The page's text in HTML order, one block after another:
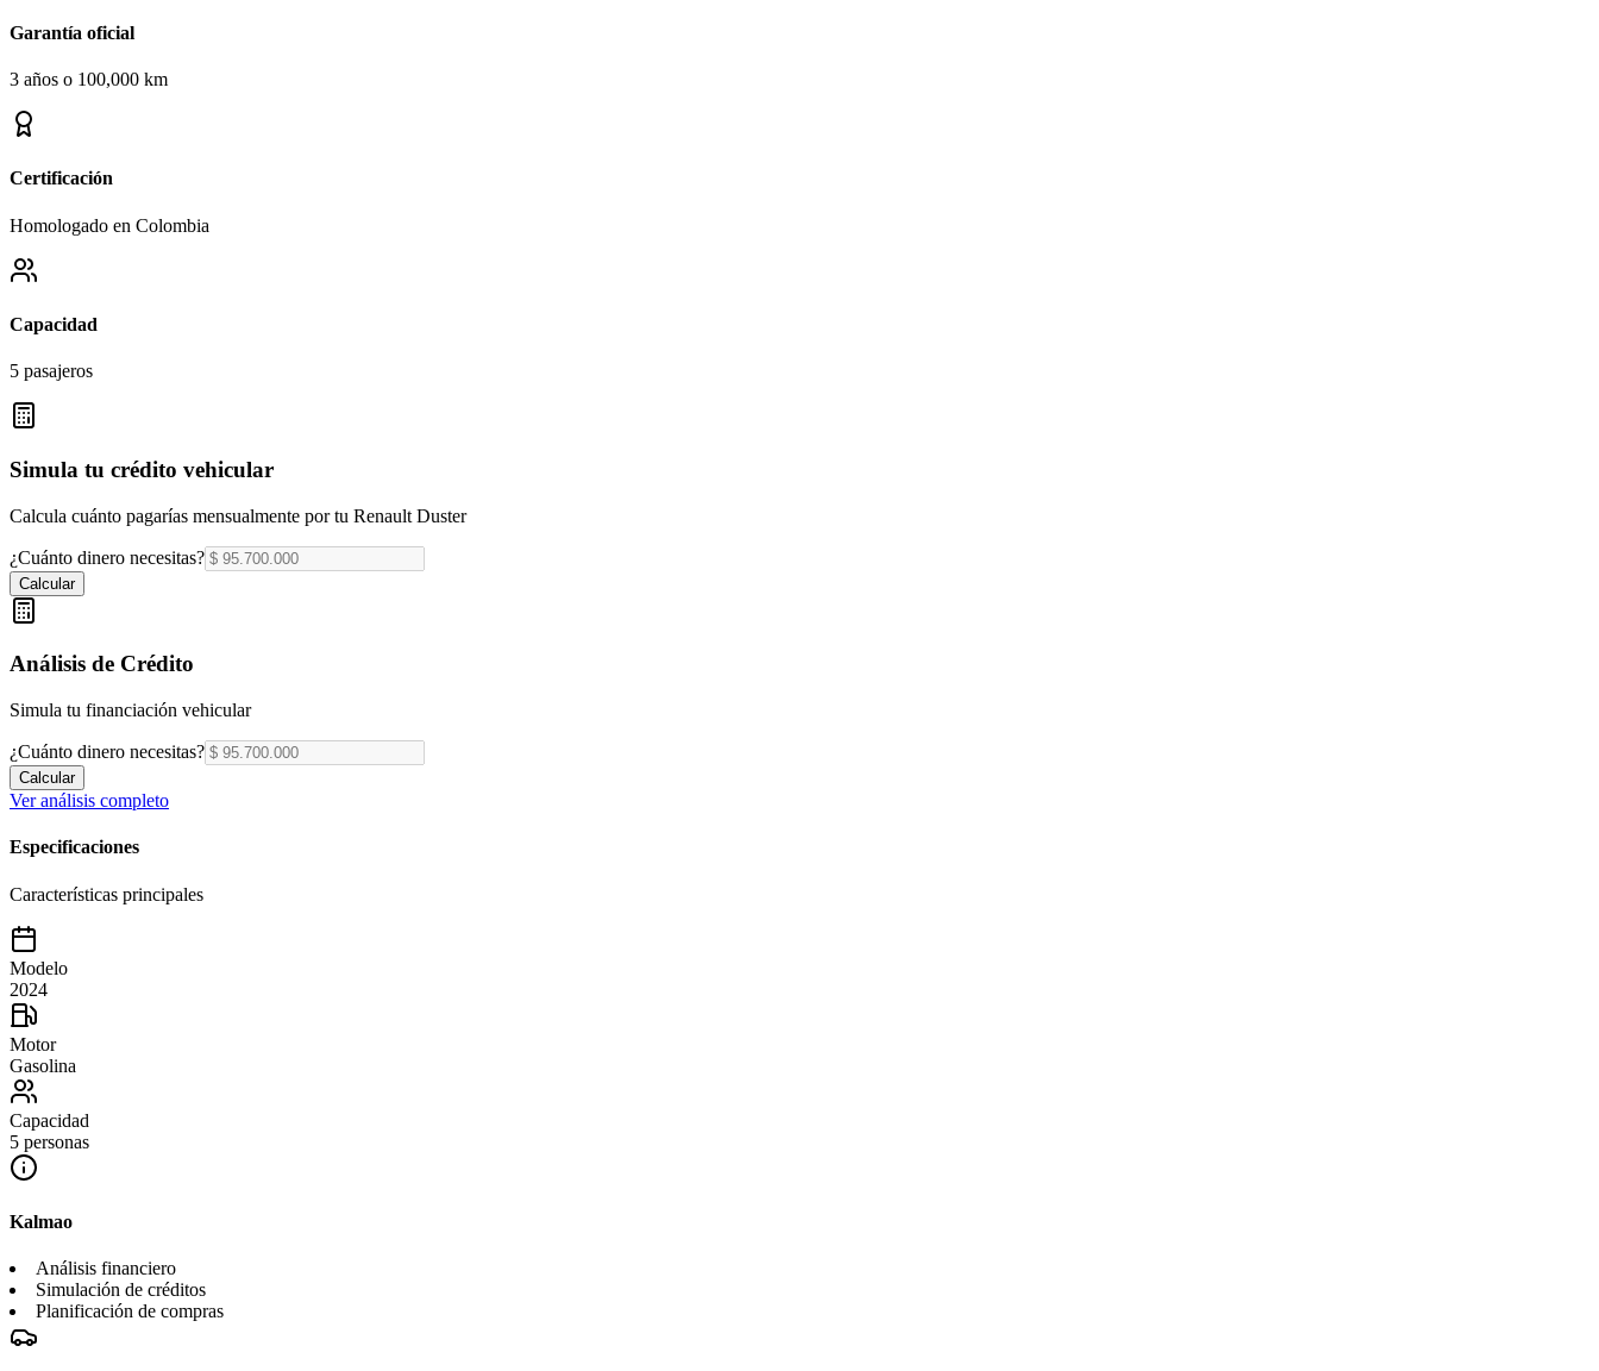
Garantía oficial
3 años o 100,000 km
Certificación
Homologado en Colombia
Capacidad
5 pasajeros
Simula tu crédito vehicular
Calcula cuánto pagarías mensualmente por tu Renault Duster
¿Cuánto dinero necesitas?
Calcular
Análisis de Crédito
Simula tu financiación vehicular
¿Cuánto dinero necesitas?
Calcular
Ver análisis completo
Especificaciones
Características principales
Modelo
2024
Motor
Gasolina
Capacidad
5 personas
Kalmao
Análisis financiero
Simulación de créditos
Planificación de compras